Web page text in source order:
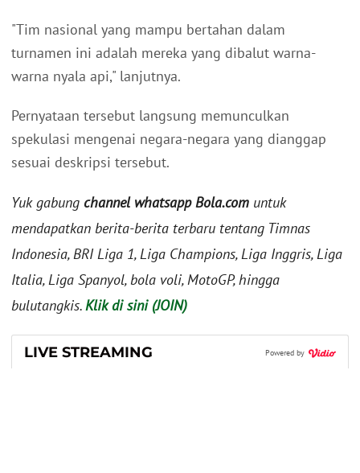
"Tim nasional yang mampu bertahan dalam
turnamen ini adalah mereka yang dibalut warna-
warna nyala api," lanjutnya.
Pernyataan tersebut langsung memunculkan
spekulasi mengenai negara-negara yang dianggap
sesuai deskripsi tersebut.
Yuk gabung channel whatsapp Bola.com untuk
mendapatkan berita-berita terbaru tentang Timnas
Indonesia, BRI Liga 1, Liga Champions, Liga Inggris, Liga
Italia, Liga Spanyol, bola voli, MotoGP, hingga
bulutangkis.Klik di sini (JOIN)
LIVE STREAMING Powered by